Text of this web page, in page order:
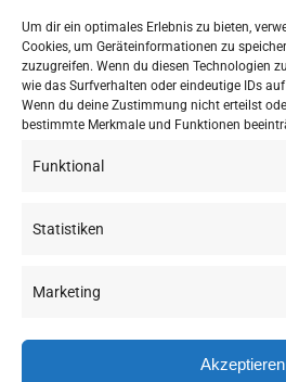
Um dir ein optimales Erlebnis zu bieten,
Cookies, um Geräteinformationen zu
zuzugreifen. Wenn du diesen Technologien
wie das Surfverhalten oder eindeutige IDs
Wenn du deine Zustimmung nicht erteilst
bestimmte Merkmale und Funktionen
Funktional
Statistiken
Marketing
Akzeptieren
der industriellen
durch interdisziplinäre
©2026 RSA FG |